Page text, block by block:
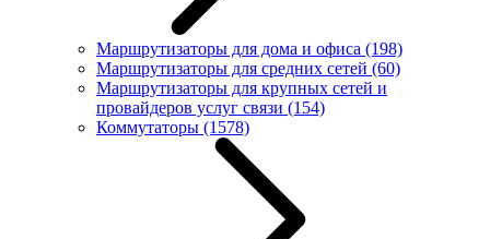
Маршрутизаторы для дома и офиса (198)
Маршрутизаторы для средних сетей (60)
Маршрутизаторы для крупных сетей и
провайдеров услуг связи (154)
Коммутаторы (1578)